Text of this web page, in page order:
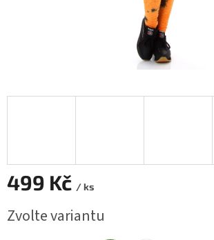
499 Kč / ks
cena:
Zvolte variantu